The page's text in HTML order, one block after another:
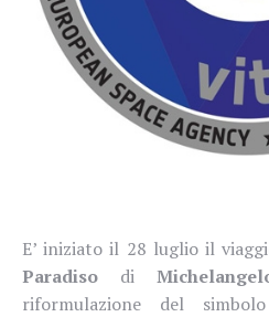
E’ iniziato il 28 luglio il
Paradiso di
riformulazione del